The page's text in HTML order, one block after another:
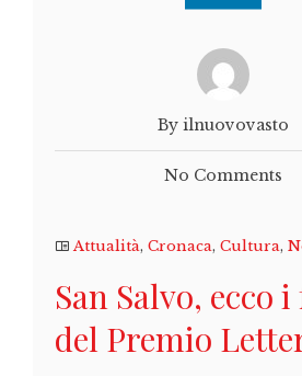
By ilnuovovasto
No Comments
Attualità, Cronaca, Cultura,
San Salvo, ecco
del Premio